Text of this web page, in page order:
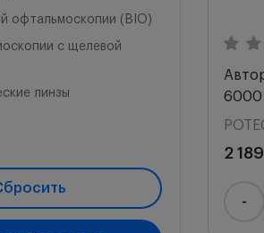
6000
2
-
офтальмоскопии (BIO)
с щелевой
линзы